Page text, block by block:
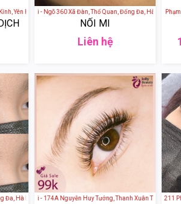
Hoà, Cầu Giấy, Hà Nội, Việt Nam
Nail & Mi - Ngõ 360 Xã Đàn, Thổ Quan, Đống Đa, Hà Nội, Việt Nam
NỐI MI
Liên hệ
TIKI SPA - Số 116
Hà Nội, Việt Nam
Nail Mi - 174A Nguyễn Huy Tưởng, Thanh Xuân Trung, Thanh
Oăn Nails Beauty - 211 Phố